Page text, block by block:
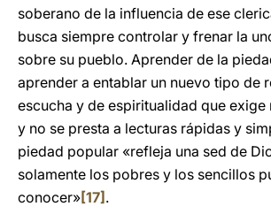
soberano de la influencia de ese
busca siempre controlar y frenar la
sobre su pueblo. Aprender de la
aprender a entablar un nuevo tipo de
escucha y de espiritualidad que exige
y no se presta a lecturas rápidas y
piedad popular «refleja una sed de
solamente los pobres y los sencillos
conocer»[17] .